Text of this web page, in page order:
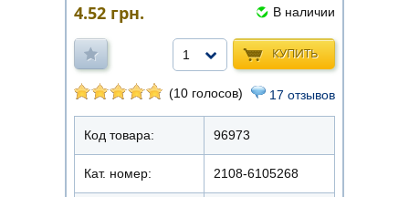
4.52 грн. В наличии
КУПИТЬ
1
(10 голосов) 17 отзывов
Код товара: 96973
Кат. номер: 2108-6105268